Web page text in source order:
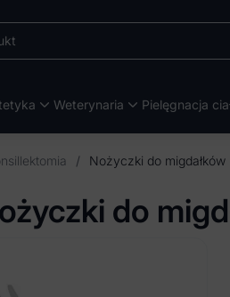
Weterynaria Pielęgnacja
/ Nożyczki do migdałków
do